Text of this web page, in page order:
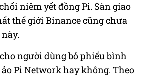
niêm yết đồng Pi. Sàn giao
thế giới Binance cũng chưa
cho người dùng bỏ phiếu bình
Pi Network hay không. Theo